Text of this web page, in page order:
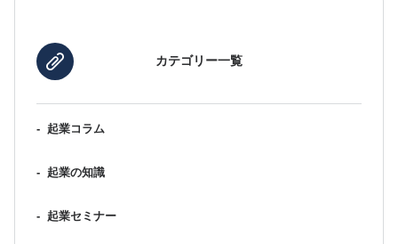
カテゴリー一覧
- 起業コラム
- 起業の知識
- 起業セミナー